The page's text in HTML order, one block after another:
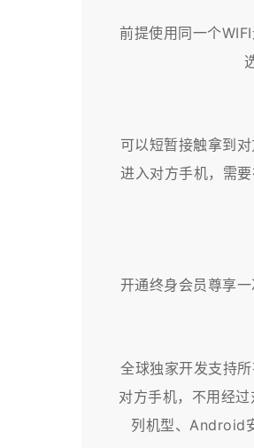
前提使用同一个
可以短暂接触拿到
进入对方手机，需
开通终身会员尊享
全球独家开发支持
对方手机，不用经
列机型、Android